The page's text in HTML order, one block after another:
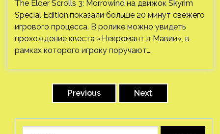
The Elder Scrolls 3: Morrowind на движок Skyrim
Special Edition,показали больше 20 минут свежего
игрового процесса. В ролике можно увидеть
прохождение квеста «Некромант в Мавии», в
рамках которого игроку поручают…
Пагинация
Previous Next